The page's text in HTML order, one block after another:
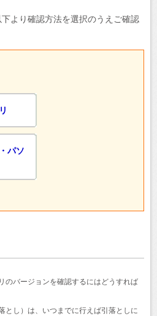
より確認方法を選択のうえご確認
パソ
のバージョンを確認するにはどうすれば
とし）は、いつまでに行えば引落としに